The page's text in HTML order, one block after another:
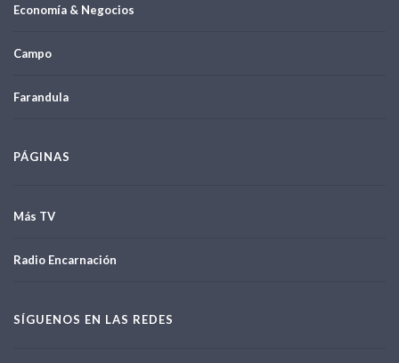
Economía & Negocios
Campo
Farandula
PÁGINAS
Más TV
Radio Encarnación
SÍGUENOS EN LAS REDES